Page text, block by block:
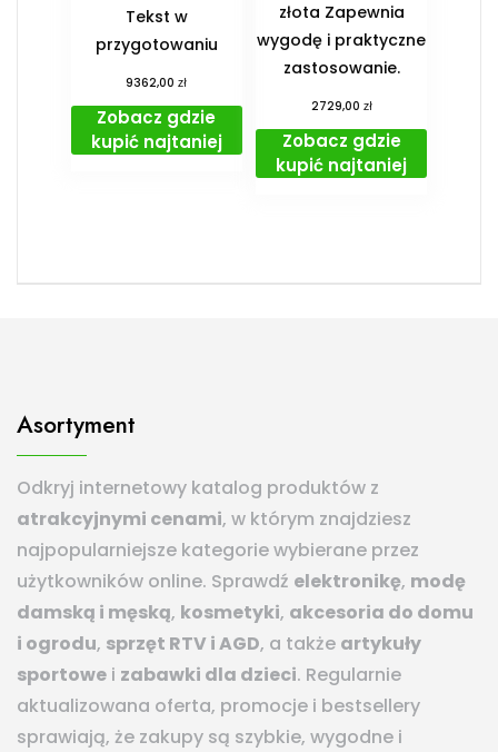
Tekst w
przygotowaniu
9362,00zł
Zobacz gdzie
kupić najtaniej
złota Zapewnia
wygodę i praktyczne
zastosowanie.
2729,00 zł
Zobacz gdzie
kupić najtaniej
Asortyment
Odkryj internetowy katalog produktów z
atrakcyjnymi cenami, w którym znajdziesz
najpopularniejsze kategorie wybierane przez
użytkowników online. Sprawdź elektronikę, modę
damską i męską, kosmetyki, akcesoria do domu
i ogrodu, sprzęt RTV i AGD, a także artykuły
sportowe i zabawki dla dzieci. Regularnie
aktualizowana oferta, promocje i bestsellery
sprawiają, że zakupy są szybkie, wygodne i